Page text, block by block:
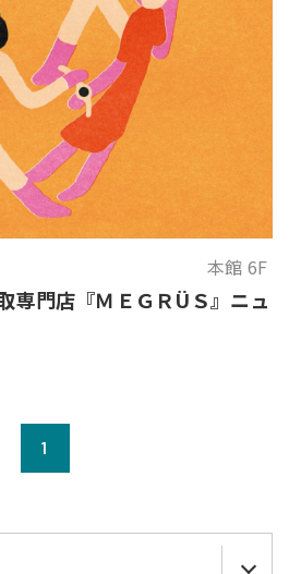
本館 6F
専門店『ＭＥＧＲÜＳ』ニュ
1